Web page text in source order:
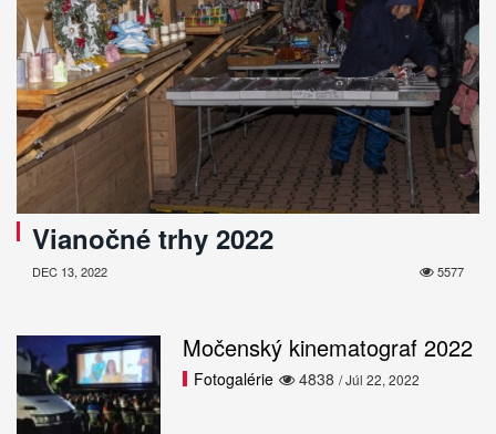
Vianočné trhy 2022
5577
DEC 13, 2022
Močenský kinematograf 2022
4838
Fotogalérie / Júl 22, 2022